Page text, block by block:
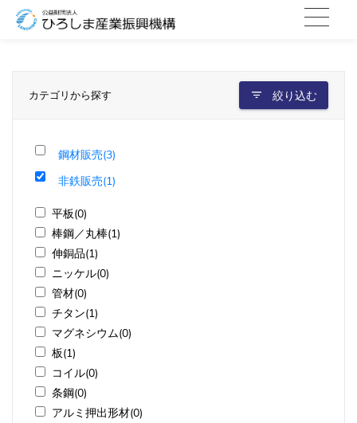
カテゴリから探す 絞り込む
鋼材販売(3)
非鉄販売(1)
平板(0)
棒鋼／丸棒(1)
伸銅品(1)
ニッケル(0)
管材(0)
チタン(1)
マグネシウム(0)
板(1)
コイル(0)
条鋼(0)
アルミ押出形材(0)